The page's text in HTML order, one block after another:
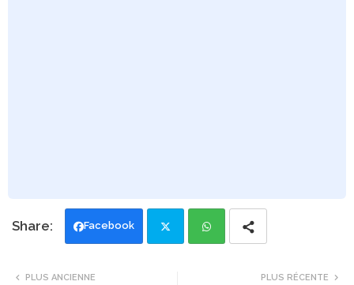
Facebook
PLUS RÉCENTE
PLUS ANCIENNE